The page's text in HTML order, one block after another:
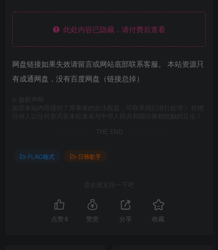
此处内容已隐藏，请付费后查看
网盘链接如果失效请留言或网站底部联系客服。 本站资源只
有成通网盘，没有百度网盘（链接总掉）
版权声明
如若本站内容侵犯了原著者的合法权益，可联系我们进行处理！ 拒绝
任何人以任何形式在本站发表与中华人民共和国法律相抵触的言论！
THE END
FLAC格式 日韩歌手
喜欢就支持一下吧
点赞 8 赞赏 分享 收藏